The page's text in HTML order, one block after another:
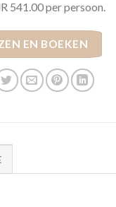
541.00 per persoon.
EN BOEKEN